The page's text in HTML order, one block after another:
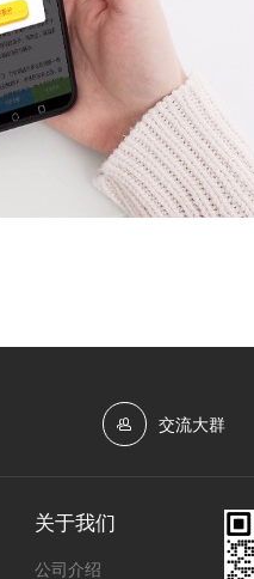
交流大群
关于我们
公司介绍